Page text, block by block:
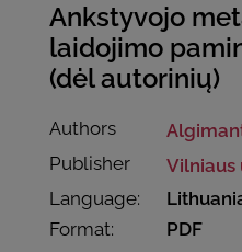
Ankstyvojo
laidojimo
(dėl autorinių)
Authors
Publisher
Vilniaus
Language:
Format:
PDF